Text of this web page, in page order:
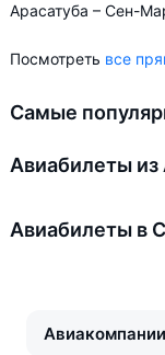
Арасатуба – Сен-
Посмотреть все
Самые
Авиабилеты из
Авиабилеты в
Авиакомпании